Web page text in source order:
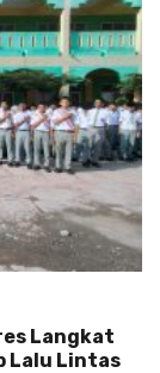
Langkat
Lalu Lintas